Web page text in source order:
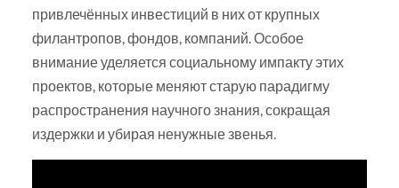
привлечённых инвестиций в них от крупных
филантропов, фондов, компаний. Особое
внимание уделяется социальному импакту этих
проектов, которые меняют старую парадигму
распространения научного знания, сокращая
издержки и убирая ненужные звенья.